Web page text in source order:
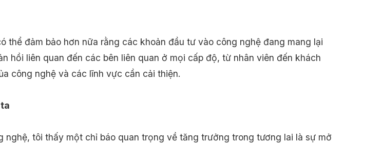
đảm bảo hơn nữa rằng các khoản đầu tư vào công nghệ đang mang lại
hồi liên quan đến các bên liên quan ở mọi cấp độ, từ nhân viên đến khách
công nghệ và các lĩnh vực cần cải thiện.
tôi thấy một chỉ báo quan trọng về tăng trưởng trong tương lai là sự mở